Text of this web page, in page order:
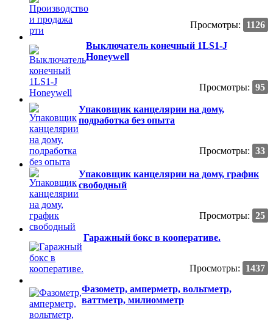
Просмотры:
1126
Выключатель конечный 1LS1-J
Honeywell
Просмотры: 95
Упаковщик канцелярии на дому,
подработка без опыта
Просмотры: 33
Упаковщик канцелярии на дому, график
свободный
Просмотры: 25
Гаражный бокс в кооперативе.
Просмотры:
1437
Фазометр, амперметр, вольтметр,
ваттметр, милиомметр